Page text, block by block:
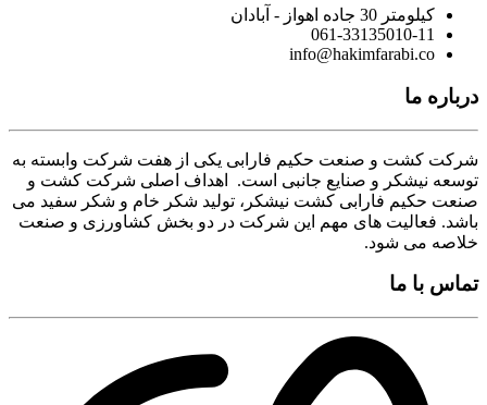
کیلومتر 30 جاده اهواز - آبادان
061-33135010-11
info@hakimfarabi.co
درباره ما
شرکت کشت و صنعت حکیم فارابی یکی از هفت شرکت وابسته به
توسعه نیشکر و صنایع جانبی است. اهداف اصلی شرکت کشت و
صنعت حکیم فارابی کشت نیشکر، تولید شکر خام و شکر سفید می
باشد. فعالیت های مهم این شرکت در دو بخش کشاورزی و صنعت
خلاصه می شود.
تماس با ما